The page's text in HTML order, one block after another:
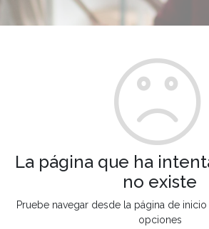
La página que ha
no existe
Pruebe navegar desde la página de
opciones